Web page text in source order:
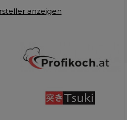
anzeigen